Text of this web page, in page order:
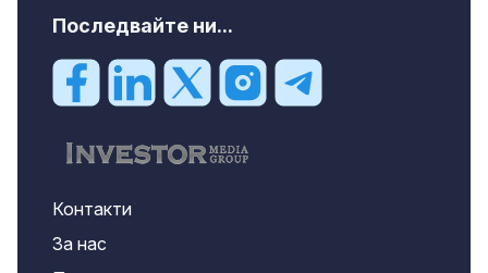
Последвайте ни...
Контакти
За нас